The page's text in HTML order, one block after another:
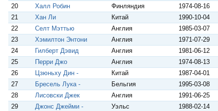
20
Халл Робин Финляндия
1974-08-16
21
Хан Ли Китай
1990-10-04
22
Селт Мэттью Англия
1985-03-07
23
Хэмилтон Энтони Англия
1971-07-29
24
Гилберт Дэвид Англия
1981-06-12
25
Перри Джо Англия
1974-08-13
26
Цзюньху Дин - Китай
1987-04-01
27
Бресель Лука - Бельгия
1995-03-08
28
Лисовски Джек Англия
1991-06-25
29
Джонс Джейми - Уэльс
1988-02-14